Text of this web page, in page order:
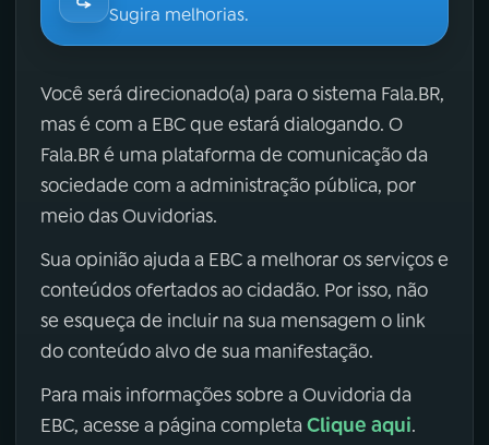
Sugira melhorias.
Você será direcionado(a) para o sistema Fala.BR,
mas é com a EBC que estará dialogando. O
Fala.BR é uma plataforma de comunicação da
sociedade com a administração pública, por
meio das Ouvidorias.
Sua opinião ajuda a EBC a melhorar os serviços e
conteúdos ofertados ao cidadão. Por isso, não
se esqueça de incluir na sua mensagem o link
do conteúdo alvo de sua manifestação.
Para mais informações sobre a Ouvidoria da
EBC, acesse a página completa Clique aqui.